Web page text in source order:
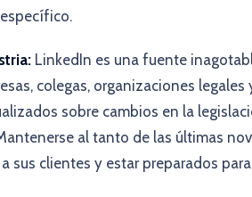
LinkedIn es una fuente
colegas, organizaciones
sobre cambios en la
al tanto de las últimas
sus clientes y estar preparados